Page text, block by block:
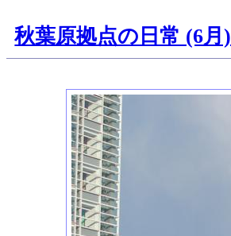
秋葉原拠点の日常 (6月)